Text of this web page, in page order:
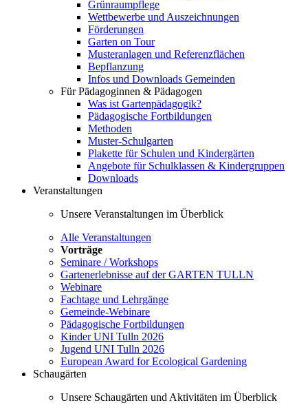
Grünraumpflege
Wettbewerbe und Auszeichnungen
Förderungen
Garten on Tour
Musteranlagen und Referenzflächen
Bepflanzung
Infos und Downloads Gemeinden
Für Pädagoginnen & Pädagogen
Was ist Gartenpädagogik?
Pädagogische Fortbildungen
Methoden
Muster-Schulgarten
Plakette für Schulen und Kindergärten
Angebote für Schulklassen & Kindergruppen
Downloads
Veranstaltungen
Unsere Veranstaltungen im Überblick
Alle Veranstaltungen
Vorträge
Seminare / Workshops
Gartenerlebnisse auf der GARTEN TULLN
Webinare
Fachtage und Lehrgänge
Gemeinde-Webinare
Pädagogische Fortbildungen
Kinder UNI Tulln 2026
Jugend UNI Tulln 2026
European Award for Ecological Gardening
Schaugärten
Unsere Schaugärten und Aktivitäten im Überblick